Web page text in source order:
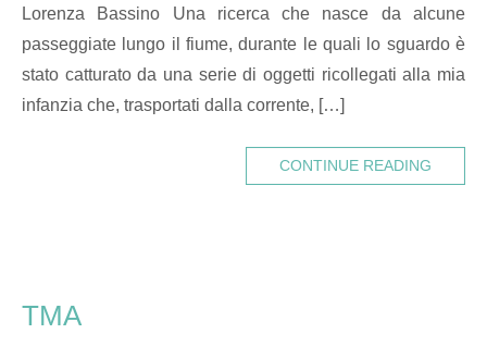
Lorenza Bassino Una ricerca che nasce da alcune
passeggiate lungo il fiume, durante le quali lo sguardo è
stato catturato da una serie di oggetti ricollegati alla mia
infanzia che, trasportati dalla corrente, […]
CONTINUE READING
TMA